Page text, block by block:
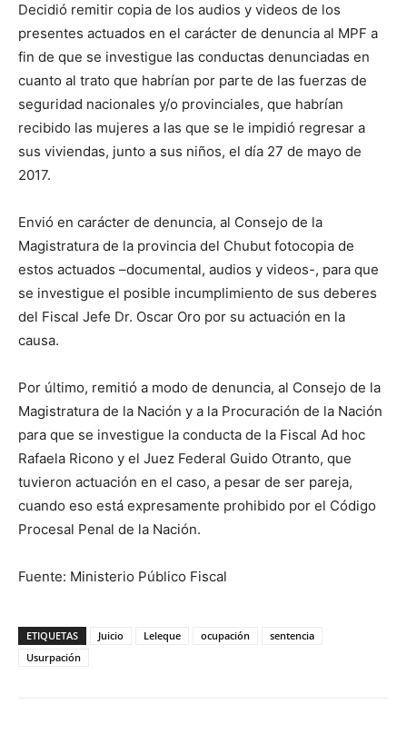
Decidió remitir copia de los audios y videos de los
presentes actuados en el carácter de denuncia al MPF a
fin de que se investigue las conductas denunciadas en
cuanto al trato que habrían por parte de las fuerzas de
seguridad nacionales y/o provinciales, que habrían
recibido las mujeres a las que se le impidió regresar a
sus viviendas, junto a sus niños, el día 27 de mayo de
2017.
Envió en carácter de denuncia, al Consejo de la
Magistratura de la provincia del Chubut fotocopia de
estos actuados –documental, audios y videos-, para que
se investigue el posible incumplimiento de sus deberes
del Fiscal Jefe Dr. Oscar Oro por su actuación en la
causa.
Por último, remitió a modo de denuncia, al Consejo de la
Magistratura de la Nación y a la Procuración de la Nación
para que se investigue la conducta de la Fiscal Ad hoc
Rafaela Ricono y el Juez Federal Guido Otranto, que
tuvieron actuación en el caso, a pesar de ser pareja,
cuando eso está expresamente prohibido por el Código
Procesal Penal de la Nación.
Fuente: Ministerio Público Fiscal
ETIQUETAS Juicio Leleque ocupación
sentencia
Usurpación